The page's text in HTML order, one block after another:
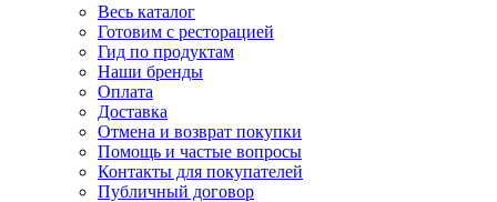
Весь каталог
Готовим с ресторацией
Гид по продуктам
Наши бренды
Оплата
Доставка
Отмена и возврат покупки
Помощь и частые вопросы
Контакты для покупателей
Публичный договор